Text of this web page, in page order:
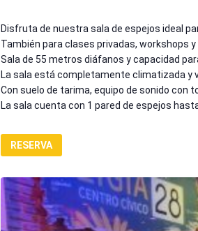
Disfruta de nuestra sala de espejos ideal
También para clases privadas, workshops
Sala de 55 metros diáfanos y capacidad
La sala está completamente climatizada y
Con suelo de tarima, equipo de sonido con
La sala cuenta con 1 pared de espejos
RESERVA